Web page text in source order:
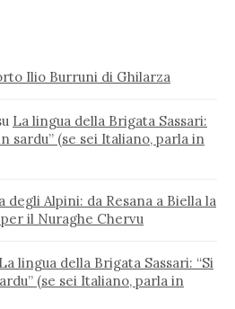
Ilio Burruni di Ghilarza
La lingua della Brigata Sassari:
sardu” (se sei Italiano, parla in
degli Alpini: da Resana a Biella la
il Nuraghe Chervu
La lingua della Brigata Sassari: “Si
(se sei Italiano, parla in